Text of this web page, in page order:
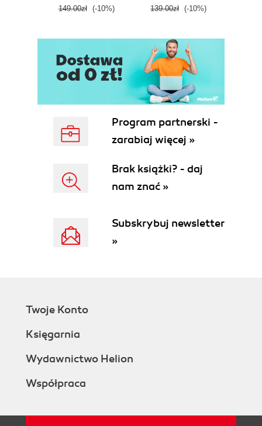
149.00zł (-10%) 139.00zł (-10%)
Program partnerski -
zarabiaj więcej »
Brak książki? - daj
nam znać »
Subskrybuj newsletter
»
Twoje Konto
Księgarnia
Wydawnictwo Helion
Współpraca